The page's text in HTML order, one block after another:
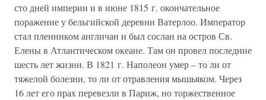
сто дней империи и в июне 1815 г. окончательное
поражение у бельгийской деревни Ватерлоо. Император
стал пленником англичан и был сослан на остров Св.
Елены в Атлантическом океане. Там он провел последние
шесть лет жизни. В 1821 г. Наполеон умер – то ли от
тяжелой болезни, то ли от отравления мышьяком. Через
16 лет его прах перевезли в Париж, но торжественное